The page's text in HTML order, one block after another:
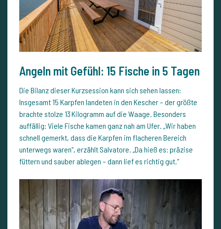
Angeln mit Gefühl: 15 Fische in 5 Tagen
Die Bilanz dieser Kurzsession kann sich sehen lassen:
Insgesamt 15 Karpfen landeten in den Kescher – der größte
brachte stolze 13 Kilogramm auf die Waage. Besonders
auffällig: Viele Fische kamen ganz nah am Ufer. „Wir haben
schnell gemerkt, dass die Karpfen im flacheren Bereich
unterwegs waren“, erzählt Salvatore. „Da hieß es: präzise
füttern und sauber ablegen – dann lief es richtig gut.“